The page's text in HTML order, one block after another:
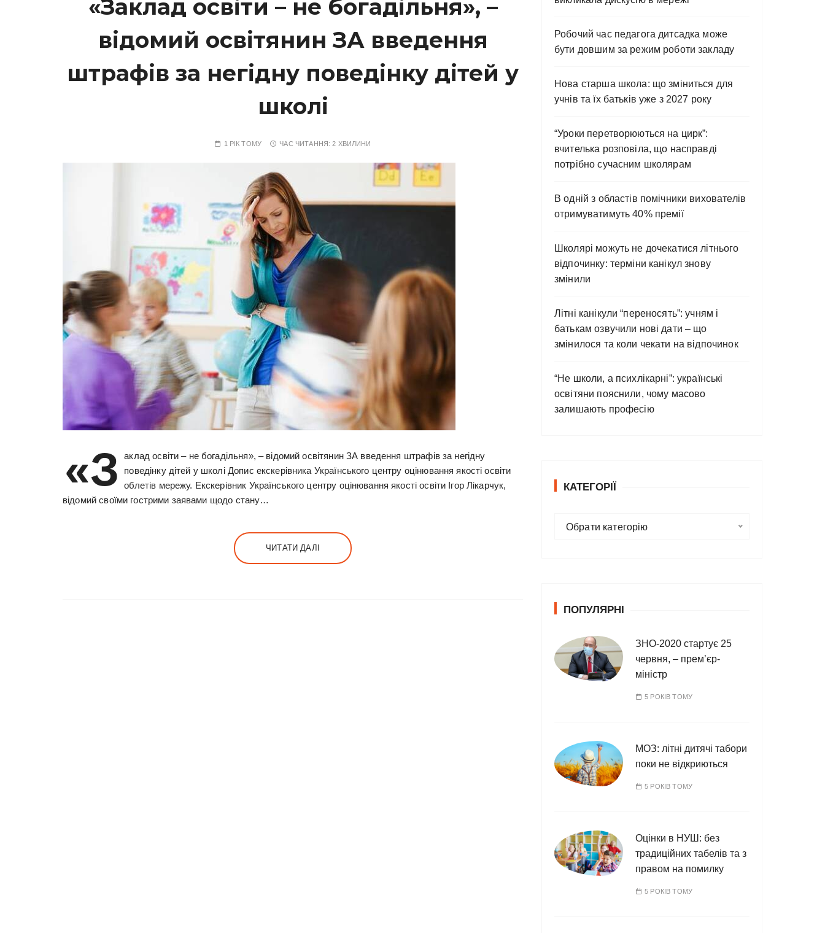
«Заклад освіти – не богадільня», –
відомий освітянин ЗА введення
штрафів за негідну поведінку дітей у
школі
1 РІК ТОМУ ЧАС ЧИТАННЯ:2 ХВИЛИНИ
«З
аклад освіти – не богадільня», – відомий освітянин ЗА введення штрафів за негідну
поведінку дітей у школі Допис екскерівника Українського центру оцінювання якості освіти
облетів мережу. Екскерівник Українського центру оцінювання якості освіти Ігор Лікарчук,
відомий своїми гострими заявами щодо стану…
ЧИТАТИ ДАЛІ
Робочий час педагога дитсадка може
бути довшим за режим роботи закладу
Нова старша школа: що зміниться для
учнів та їх батьків уже з 2027 року
“Уроки перетворюються на цирк”:
вчителька розповіла, що насправді
потрібно сучасним школярам
В одній з областів помічники вихователів
отримуватимуть 40% премії
Школярі можуть не дочекатися літнього
відпочинку: терміни канікул знову
змінили
Літні канікули “переносять”: учням і
батькам озвучили нові дати – що
змінилося та коли чекати на відпочинок
“Не школи, а психлікарні”: українські
освітяни пояснили, чому масово
залишають професію
КАТЕГОРІЇ
р
Обрати категорію
ПОПУЛЯРНІ
ЗНО-2020 стартує 25
червня, – прем’єр-
міністр
5 РОКІВ ТОМУ
МОЗ: літні дитячі табори
поки не відкриються
5 РОКІВ ТОМУ
Оцінки в НУШ: без
традиційних табелів та з
правом на помилку
5 РОКІВ ТОМУ